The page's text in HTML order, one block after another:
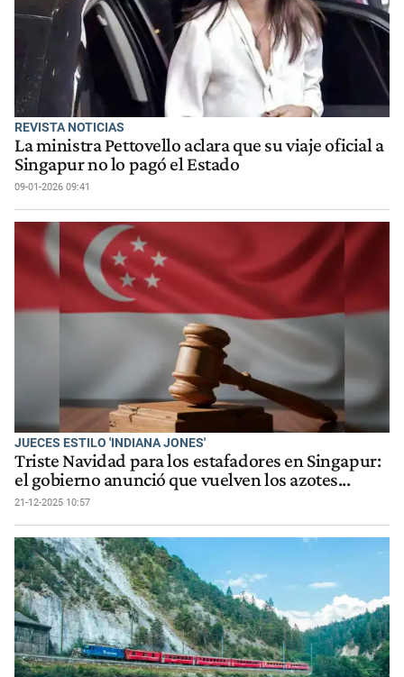
REVISTA NOTICIAS
La ministra Pettovello aclara que su viaje oficial a
Singapur no lo pagó el Estado
09-01-2026 09:41
JUECES ESTILO 'INDIANA JONES'
Triste Navidad para los estafadores en Singapur:
el gobierno anunció que vuelven los azotes...
21-12-2025 10:57